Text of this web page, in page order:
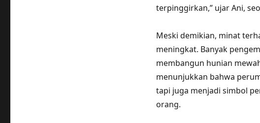
terpinggirkan,” ujar Ani,
Meski demikian, minat
meningkat. Banyak
membangun hunian
menunjukkan bahwa
tapi juga menjadi simbol
orang.